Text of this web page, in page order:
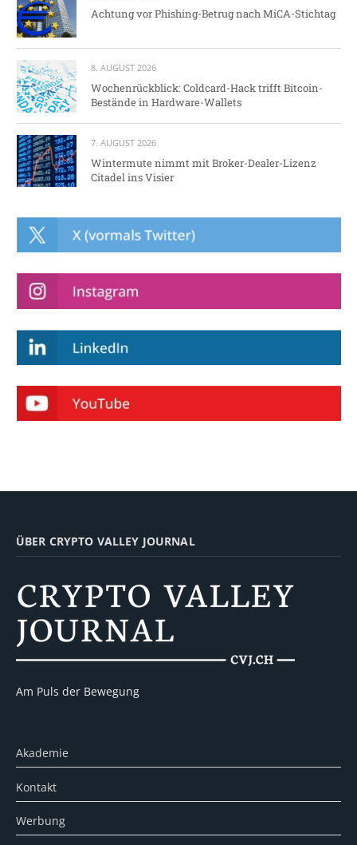
Achtung vor Phishing-Betrug nach MiCA-Stichtag
8. AUGUST 2026
Wochenrückblick: Coldcard-Hack trifft Bitcoin-
Bestände in Hardware-Wallets
7. AUGUST 2026
Wintermute nimmt mit Broker-Dealer-Lizenz
Citadel ins Visier
ÜBER CRYPTO VALLEY JOURNAL
Am Puls der Bewegung
Akademie
Kontakt
Werbung